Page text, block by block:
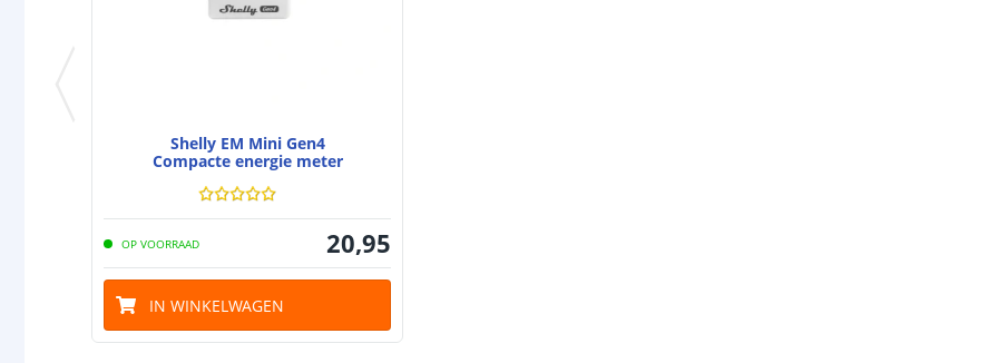
Shelly EM Mini Gen4
Compacte energie meter
OP VOORRAAD 20,95
IN WINKELWAGEN